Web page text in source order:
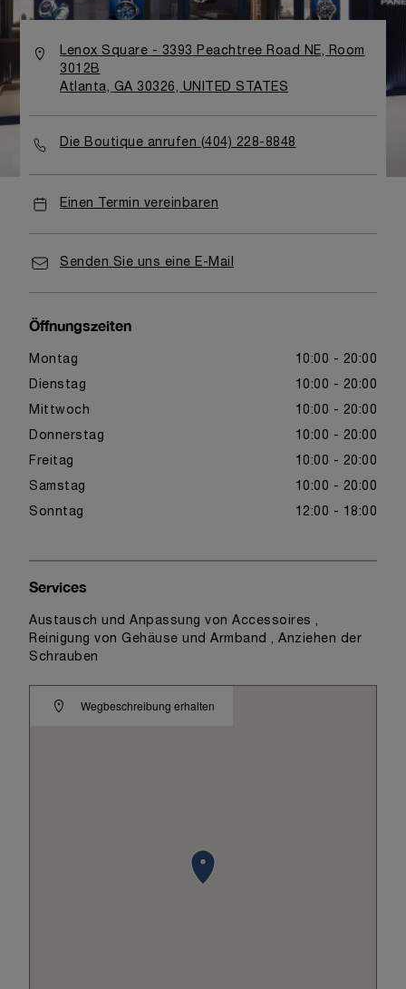
Lenox Square - 3393 Peachtree Road NE, Room
3012B
Atlanta, GA 30326, UNITED STATES
Die Boutique anrufen (404) 228-8848
Einen Termin vereinbaren
Senden Sie uns eine E-Mail
Öffnungszeiten
Montag 10:00 - 20:00
Dienstag 10:00 - 20:00
Mittwoch 10:00 - 20:00
Donnerstag 10:00 - 20:00
Freitag 10:00 - 20:00
Samstag 10:00 - 20:00
Sonntag 12:00 - 18:00
Wegbeschreibung erhalten
Services
Austausch und Anpassung von Accessoires ,
Reinigung von Gehäuse und Armband , Anziehen der
Schrauben